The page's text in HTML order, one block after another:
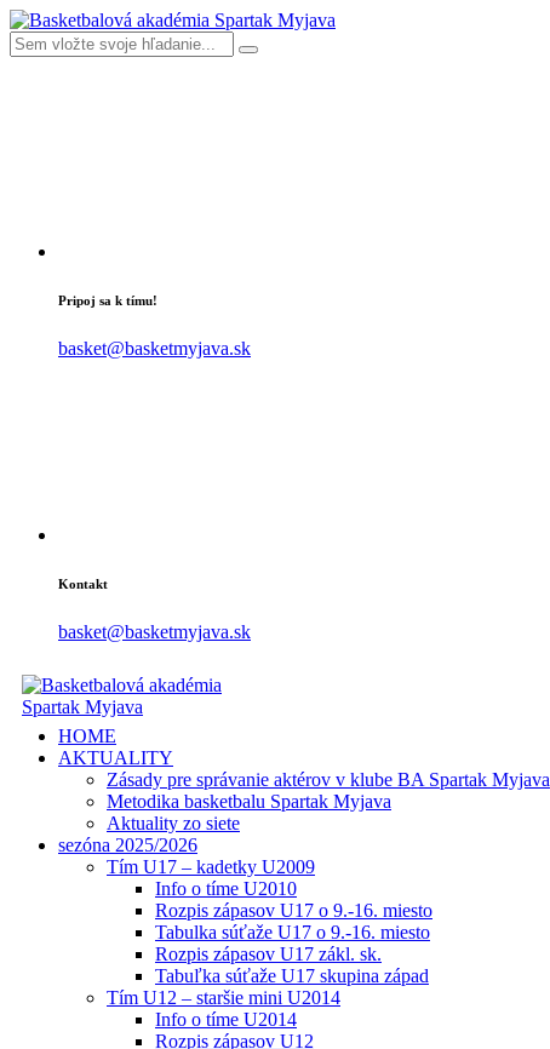
Pripoj sa k tímu!
basket@basketmyjava.sk
Kontakt
basket@basketmyjava.sk
HOME
AKTUALITY
Zásady pre správanie aktérov v klube BA Spartak Myjava
Metodika basketbalu Spartak Myjava
Aktuality zo siete
sezóna 2025/2026
Tím U17 – kadetky U2009
Info o tíme U2010
Rozpis zápasov U17 o 9.-16. miesto
Tabulka súťaže U17 o 9.-16. miesto
Rozpis zápasov U17 zákl. sk.
Tabuľka súťaže U17 skupina západ
Tím U12 – staršie mini U2014
Info o tíme U2014
Rozpis zápasov U12